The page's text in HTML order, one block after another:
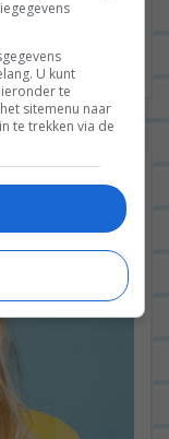
U kunt
te
sitemenu naar
te trekken via de